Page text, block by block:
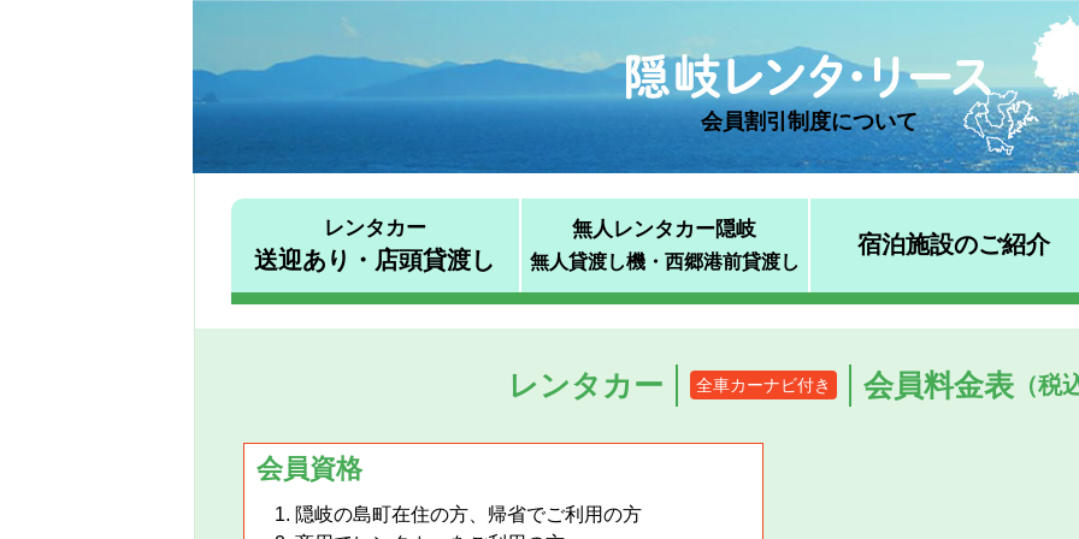
会員割引制度について
レンタカー
送迎あり・店頭貸渡し
無人レンタカー隠岐
無人貸渡し機・西郷港前貸渡し
宿泊施設のご紹介
レンタカー 全車カーナビ付き 会員料金表 （税
会員資格
隠岐の島町在住の方、帰省でご利用の方